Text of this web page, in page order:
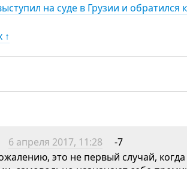
на суде в Грузии и обратился
↑
6 апреля 2017, 11:28
-7
это не первый случай, когда